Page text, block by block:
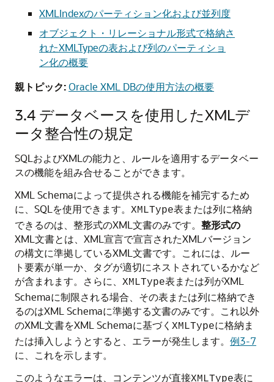
XMLIndexのパーティション化および並列度
オブジェクト・リレーショナル形式で格納さ
れたXMLTypeの表および列のパーティショ
ン化の概要
親トピック:Oracle XML DBの使用方法の概要
3.4 データベースを使用したXMLデ
ータ整合性の規定
SQLおよびXMLの能力と、ルールを適用するデータベー
スの機能を組み合せることができます。
XML Schemaによって提供される機能を補完するため
に、SQLを使用できます。 XMLType表または列に格納
できるのは、整形式のXML文書のみです。 整形式の
XML文書とは、XML宣言で宣言されたXMLバージョン
の構文に準拠しているXML文書です。これには、ルー
ト要素が単一か、タグが適切にネストされているかなど
が含まれます。さらに、 XMLType表または列がXML
Schemaに制限される場合、その表または列に格納でき
るのはXML Schemaに準拠する文書のみです。これ以外
のXML文書をXML Schemaに基づく XMLTypeに格納ま
たは挿入しようとすると、エラーが発生します。 例3-7
に、これを示します。
このようなエラーは、コンテンツが直接XMLType表に